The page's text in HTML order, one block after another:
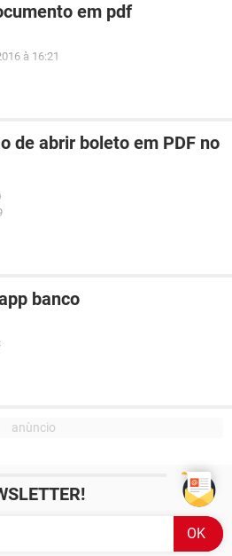
em pdf
à 16:21
de abrir boleto em PDF no
banco